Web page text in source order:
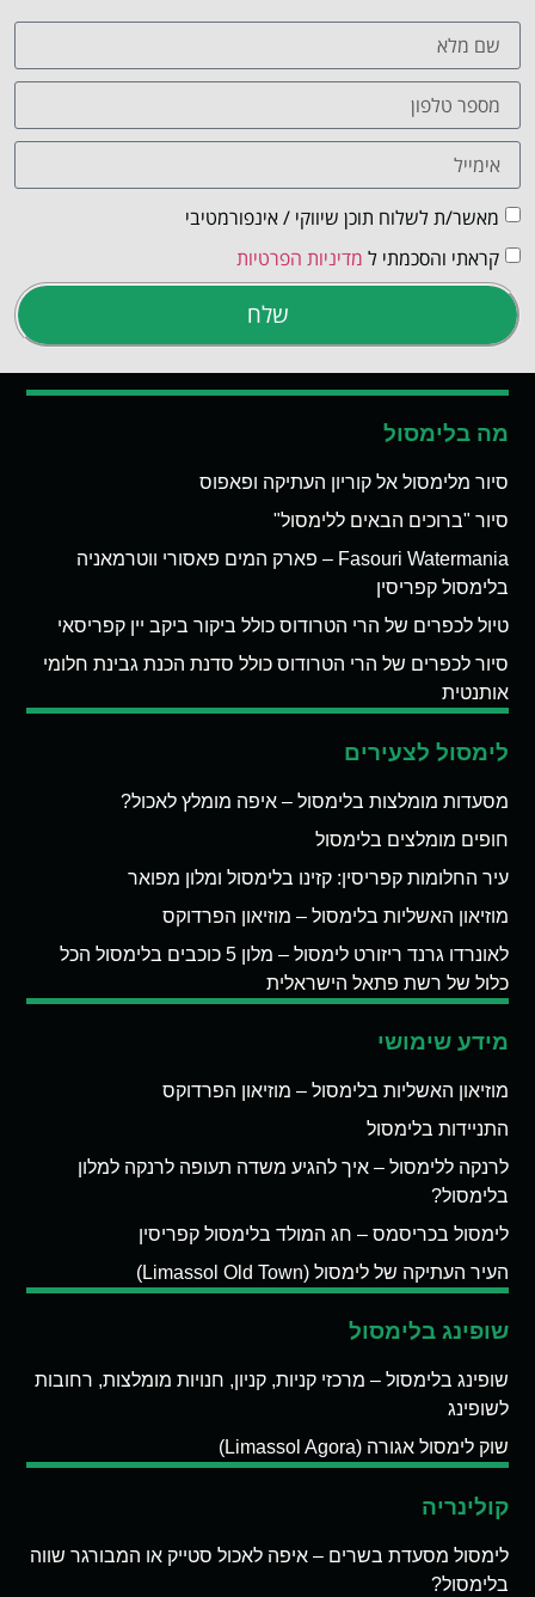
מאשר/ת לשלוח תוכן שיווקי / אינפורמטיבי
קראתי והסכמתי ל מדיניות הפרטיות
שלח
מה בלימסול
סיור מלימסול אל קוריון העתיקה ופאפוס
סיור "ברוכים הבאים ללימסול"
Fasouri Watermania – פארק המים פאסורי ווטרמאניה
בלימסול קפריסין
טיול לכפרים של הרי הטרודוס כולל ביקור ביקב יין קפריסאי
סיור לכפרים של הרי הטרודוס כולל סדנת הכנת גבינת חלומי
אותנטית
לימסול לצעירים
מסעדות מומלצות בלימסול – איפה מומלץ לאכול?
חופים מומלצים בלימסול
עיר החלומות קפריסין: קזינו בלימסול ומלון מפואר
מוזיאון האשליות בלימסול – מוזיאון הפרדוקס
לאונרדו גרנד ריזורט לימסול – מלון 5 כוכבים בלימסול הכל
כלול של רשת פתאל הישראלית
מידע שימושי
מוזיאון האשליות בלימסול – מוזיאון הפרדוקס
התניידות בלימסול
לרנקה ללימסול – איך להגיע משדה תעופה לרנקה למלון
בלימסול?
לימסול בכריסמס – חג המולד בלימסול קפריסין
העיר העתיקה של לימסול (Limassol Old Town)
שופינג בלימסול
שופינג בלימסול – מרכזי קניות, קניון, חנויות מומלצות, רחובות
לשופינג
שוק לימסול אגורה (Limassol Agora)
קולינריה
לימסול מסעדת בשרים – איפה לאכול סטייק או המבורגר שווה
בלימסול?